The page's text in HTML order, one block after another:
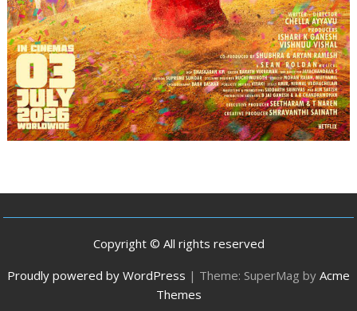
Copyright © All rights reserved
Proudly powered by WordPress | Theme: SuperMag by Acme
Themes